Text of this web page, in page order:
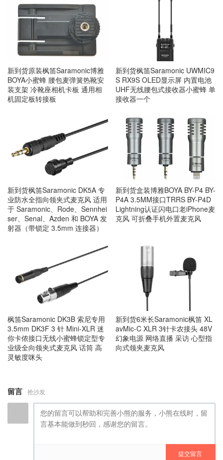
新到货原装枫笛Saramonic博雅
BOYA小蜜蜂 腰包麦弹簧热靴安
装支架 冷靴座相机卡板 通用相
机固定板转接板
新到货枫笛Saramonic UWMIC9
S RX9S OLED显示屏 内置电池
UHF无线腰包式接收器小蜜蜂 单
接收器一个
新到货枫笛Saramonic DK5A 专
业防水全指向领夹式麦克风 适用
于 Saramonic、Rode、Sennhei
ser、Senal、Azden 和 BOYA 发
射器（带锁定 3.5mm 连接器）
新到货盒装博雅BOYA BY-P4 BY-
P4A 3.5MM接口TRRS BY-P4D
Lightning认证闪电口老iPhone麦
克风 可折叠手机外置麦克风
枫笛Saramonic DK3B 索尼专用
3.5mm DK3F 3 针 Mini-XLR 迷
你卡侬接口无线小蜜蜂锁定型专
业级全向领夹式麦克风 话筒 高
灵敏度咪头
新到货6米长Saramonic枫笛 XL
avMic-C XLR 3针卡农接头 48V
幻象电源 网络直播 采访 心型指
向式领夹麦克风
留言 抢沙发
提交留言